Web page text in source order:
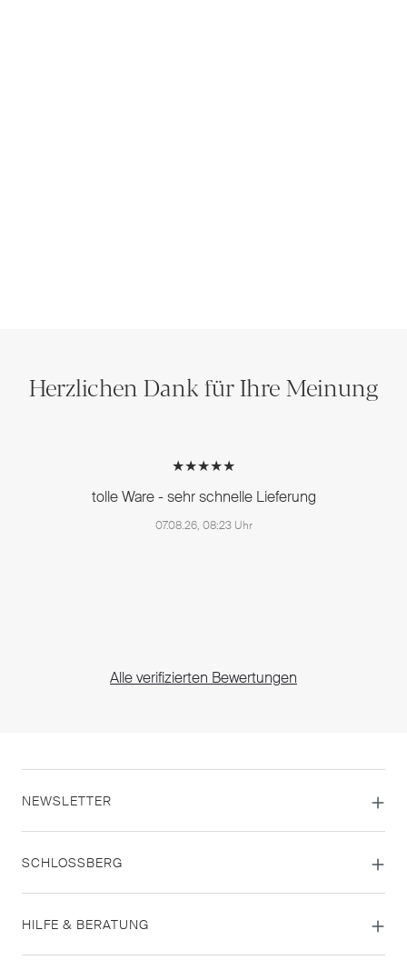
Herzlichen Dank für Ihre Meinung
★★★★★
tolle Ware - sehr schnelle Lieferung
07.08.26, 08:23 Uhr
Alle verifizierten Bewertungen
NEWSLETTER
SCHLOSSBERG
HILFE & BERATUNG